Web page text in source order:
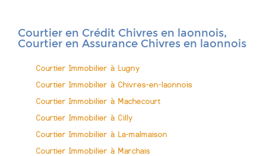
Courtier en Crédit Chivres en laonnois,
Courtier en Assurance Chivres en laonnois
Courtier Immobilier à Lugny
Courtier Immobilier à Chivres-en-laonnois
Courtier Immobilier à Machecourt
Courtier Immobilier à Cilly
Courtier Immobilier à La-malmaison
Courtier Immobilier à Marchais